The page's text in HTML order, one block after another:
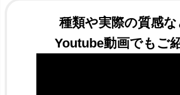
種類や実際の質感な
Youtube動画でもご